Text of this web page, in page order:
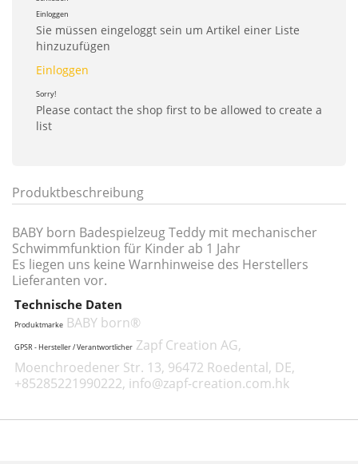
Einloggen
Sie müssen eingeloggt sein um Artikel einer Liste
hinzuzufügen
Einloggen
Sorry!
Please contact the shop first to be allowed to create a
list
Produktbeschreibung
BABY born Badespielzeug Teddy mit mechanischer
Schwimmfunktion für Kinder ab 1 Jahr
Es liegen uns keine Warnhinweise des Herstellers
Lieferanten vor.
Technische Daten
Produktmarke BABY born®
GPSR - Hersteller / Verantwortlicher Zapf Creation AG,
Moenchroedener Str. 13, 96472 Roedental, DE,
+85285221990222, info@zapf-creation.com.hk